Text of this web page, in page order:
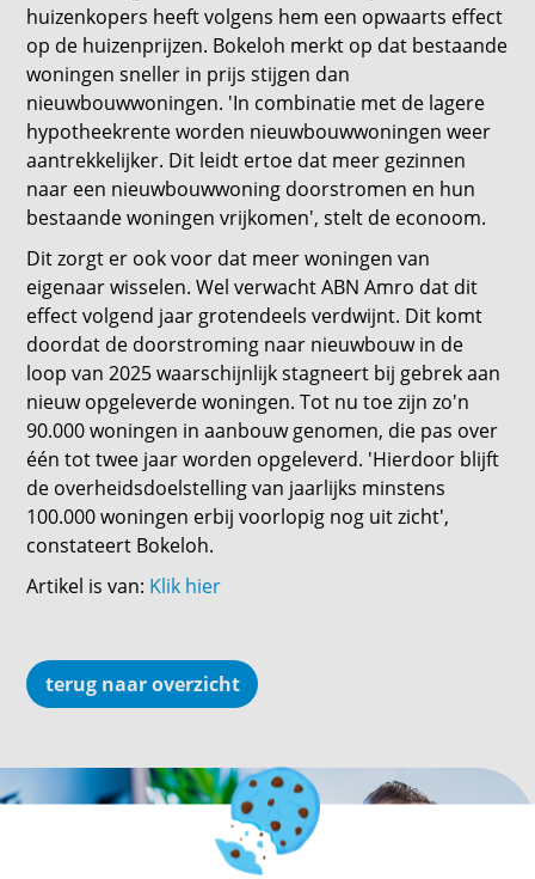
huizenkopers heeft volgens hem een opwaarts effect
op de huizenprijzen. Bokeloh merkt op dat bestaande
woningen sneller in prijs stijgen dan
nieuwbouwwoningen. 'In combinatie met de lagere
hypotheekrente worden nieuwbouwwoningen weer
aantrekkelijker. Dit leidt ertoe dat meer gezinnen
naar een nieuwbouwwoning doorstromen en hun
bestaande woningen vrijkomen', stelt de econoom.
Dit zorgt er ook voor dat meer woningen van
eigenaar wisselen. Wel verwacht ABN Amro dat dit
effect volgend jaar grotendeels verdwijnt. Dit komt
doordat de doorstroming naar nieuwbouw in de
loop van 2025 waarschijnlijk stagneert bij gebrek aan
nieuw opgeleverde woningen. Tot nu toe zijn zo'n
90.000 woningen in aanbouw genomen, die pas over
één tot twee jaar worden opgeleverd. 'Hierdoor blijft
de overheidsdoelstelling van jaarlijks minstens
100.000 woningen erbij voorlopig nog uit zicht',
constateert Bokeloh.
Artikel is van: Klik hier
terug naar overzicht